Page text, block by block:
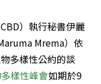
）執行秘書伊麗
Mrema）依
多樣性公約的談
樣性峰會如期於9